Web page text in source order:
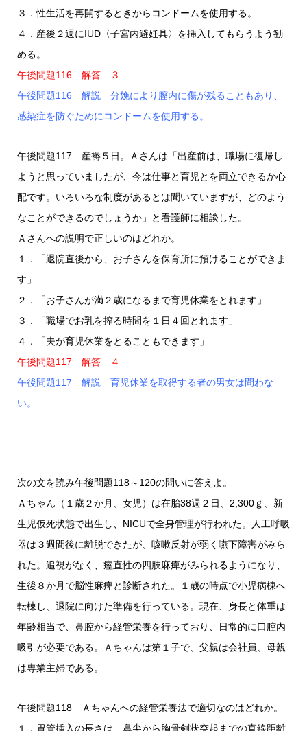
３．性生活を再開するときからコンドームを使用する。
４．産後２週にIUD〈子宮内避妊具〉を挿入してもらうよう勧
める。
午後問題116 解答 ３
午後問題116 解説 分娩により膣内に傷が残ることもあり、
感染症を防ぐためにコンドームを使用する。
午後問題117 産褥５日。Ａさんは「出産前は、職場に復帰し
ようと思っていましたが、今は仕事と育児とを両立できるか心
配です。いろいろな制度があるとは聞いていますが、どのよう
なことができるのでしょうか」と看護師に相談した。
Ａさんへの説明で正しいのはどれか。
１．「退院直後から、お子さんを保育所に預けることができま
す」
２．「お子さんが満２歳になるまで育児休業をとれます」
３．「職場でお乳を搾る時間を１日４回とれます」
４．「夫が育児休業をとることもできます」
午後問題117 解答 ４
午後問題117 解説 育児休業を取得する者の男女は問わな
い。
次の文を読み午後問題118～120の問いに答えよ。
Ａちゃん（１歳２か月、女児）は在胎38週２日、2,300ｇ、新
生児仮死状態で出生し、NICUで全身管理が行われた。人工呼吸
器は３週間後に離脱できたが、咳嗽反射が弱く嚥下障害がみら
れた。追視がなく、痙直性の四肢麻痺がみられるようになり、
生後８か月で脳性麻痺と診断された。１歳の時点で小児病棟へ
転棟し、退院に向けた準備を行っている。現在、身長と体重は
年齢相当で、鼻腔から経管栄養を行っており、日常的に口腔内
吸引が必要である。Ａちゃんは第１子で、父親は会社員、母親
は専業主婦である。
午後問題118 Ａちゃんへの経管栄養法で適切なのはどれか。
１．胃管挿入の長さは、鼻尖から胸骨剣状突起までの直線距離